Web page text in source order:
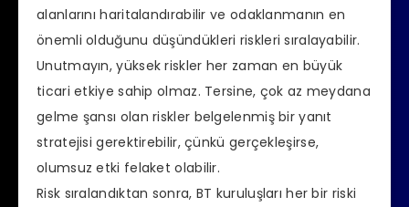
alanlarını haritalandırabilir ve odaklanmanın en
önemli olduğunu düşündükleri riskleri sıralayabilir.
Unutmayın, yüksek riskler her zaman en büyük
ticari etkiye sahip olmaz. Tersine, çok az meydana
gelme şansı olan riskler belgelenmiş bir yanıt
stratejisi gerektirebilir, çünkü gerçekleşirse,
olumsuz etki felaket olabilir.
Risk sıralandıktan sonra, BT kuruluşları her bir riski